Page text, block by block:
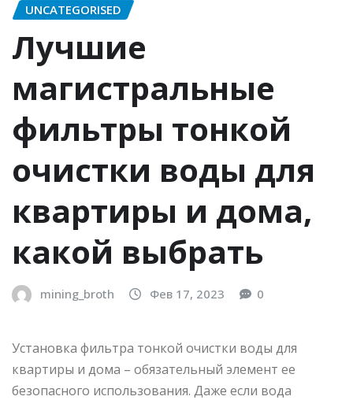
UNCATEGORISED
Лучшие
магистральные
фильтры тонкой
очистки воды для
квартиры и дома,
какой выбрать
mining_broth Фев 17, 2023 0
Установка фильтра тонкой очистки воды для
квартиры и дома – обязательный элемент ее
безопасного использования. Даже если вода